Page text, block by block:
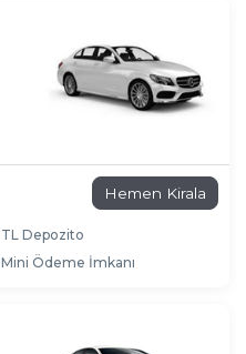
Hemen Kirala
TL Depozito
Mini Ödeme İmkanı